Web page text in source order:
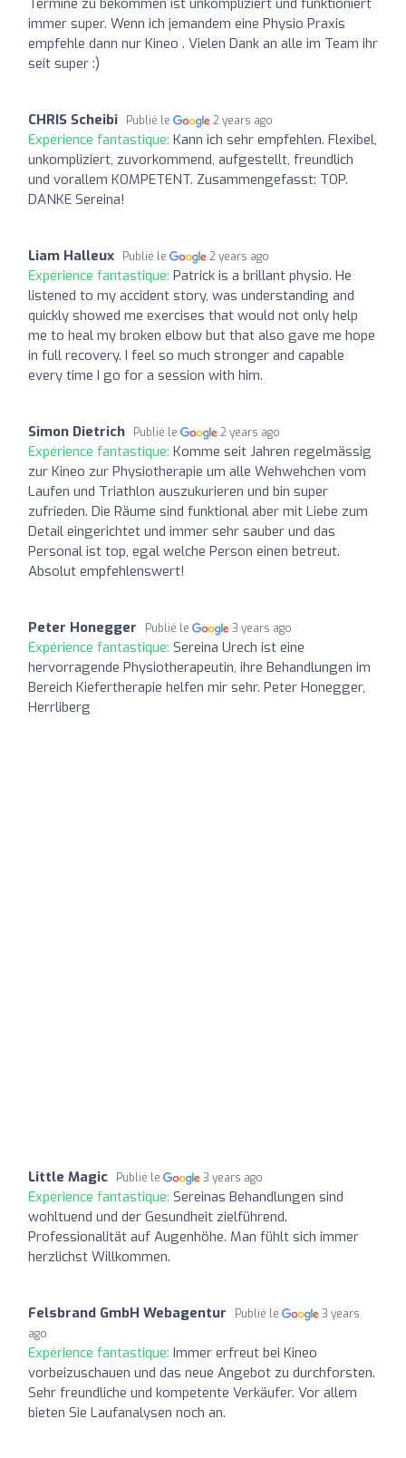
Termine zu bekommen ist unkompliziert und funktioniert
immer super. Wenn ich jemandem eine Physio Praxis
empfehle dann nur Kineo . Vielen Dank an alle im Team ihr
seit super :)
CHRIS Scheibi Publié le 2 years ago
Expérience fantastique: Kann ich sehr empfehlen. Flexibel,
unkompliziert, zuvorkommend, aufgestellt, freundlich
und vorallem KOMPETENT. Zusammengefasst: TOP.
DANKE Sereina!
Liam Halleux Publié le 2 years ago
Expérience fantastique: Patrick is a brillant physio. He
listened to my accident story, was understanding and
quickly showed me exercises that would not only help
me to heal my broken elbow but that also gave me hope
in full recovery. I feel so much stronger and capable
every time I go for a session with him.
Simon Dietrich Publié le 2 years ago
Expérience fantastique: Komme seit Jahren regelmässig
zur Kineo zur Physiotherapie um alle Wehwehchen vom
Laufen und Triathlon auszukurieren und bin super
zufrieden. Die Räume sind funktional aber mit Liebe zum
Detail eingerichtet und immer sehr sauber und das
Personal ist top, egal welche Person einen betreut.
Absolut empfehlenswert!
Peter Honegger Publié le 3 years ago
Expérience fantastique: Sereina Urech ist eine
hervorragende Physiotherapeutin, ihre Behandlungen im
Bereich Kiefertherapie helfen mir sehr. Peter Honegger,
Herrliberg
Little Magic Publié le 3 years ago
Expérience fantastique: Sereinas Behandlungen sind
wohltuend und der Gesundheit zielführend.
Professionalität auf Augenhöhe. Man fühlt sich immer
herzlichst Willkommen.
Felsbrand GmbH Webagentur Publié le
3 years
ago
Expérience fantastique: Immer erfreut bei Kineo
vorbeizuschauen und das neue Angebot zu durchforsten.
Sehr freundliche und kompetente Verkäufer. Vor allem
bieten Sie Laufanalysen noch an.